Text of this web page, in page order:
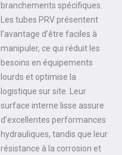
branchements spécifiques.
Les tubes PRV présentent
l’avantage d’être faciles à
manipuler, ce qui réduit les
besoins en équipements
lourds et optimise la
logistique sur site. Leur
surface interne lisse assure
d’excellentes performances
hydrauliques, tandis que leur
résistance à la corrosion et